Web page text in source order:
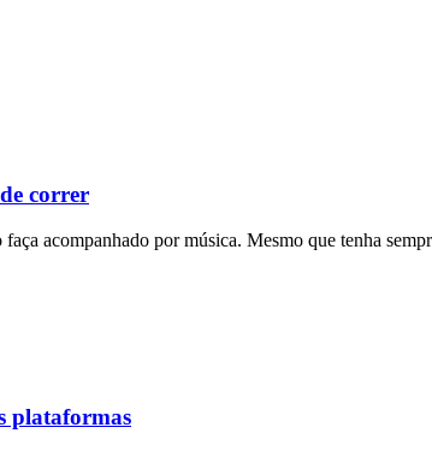
correr
acompanhado por música. Mesmo que tenha
plataformas